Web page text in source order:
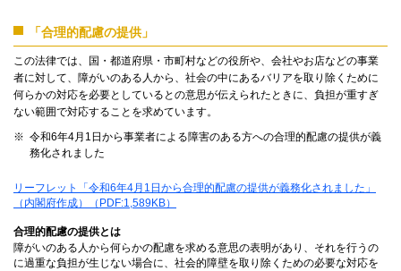
「合理的配慮の提供」
この法律では、国・都道府県・市町村などの役所や、会社やお店などの事業
者に対して、障がいのある人から、社会の中にあるバリアを取り除くために
何らかの対応を必要としているとの意思が伝えられたときに、負担が重すぎ
ない範囲で対応することを求めています。
令和6年4月1日から事業者による障害のある方への合理的配慮の提供が義
務化されました
リーフレット「令和6年4月1日から合理的配慮の提供が義務化されました」
（内閣府作成）（PDF:1,589KB）
合理的配慮の提供とは
障がいのある人から何らかの配慮を求める意思の表明があり、それを行うの
に過重な負担が生じない場合に、社会的障壁を取り除くための必要な対応を